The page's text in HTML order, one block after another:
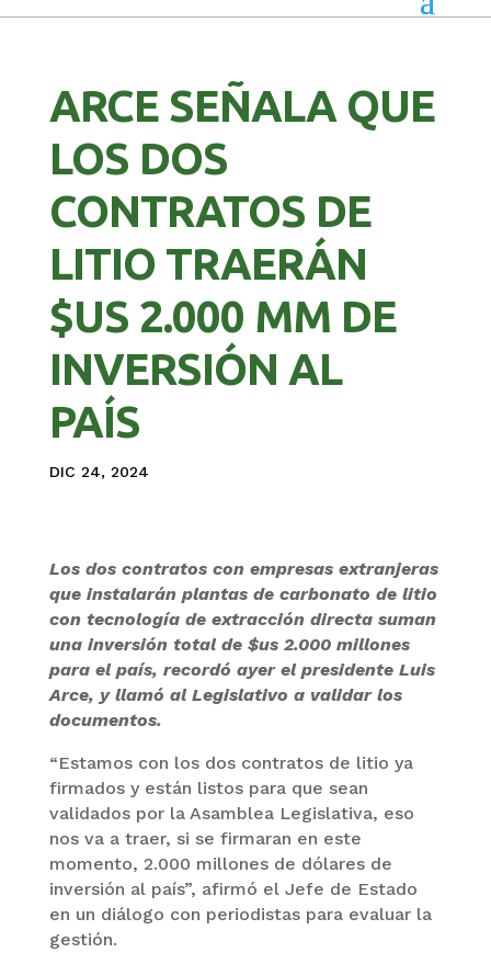
ARCE SEÑALA QUE
LOS DOS
CONTRATOS DE
LITIO TRAERÁN
$US 2.000 MM DE
INVERSIÓN AL
PAÍS
DIC 24, 2024
Los dos contratos con empresas extranjeras
que instalarán plantas de carbonato de litio
con tecnología de extracción directa suman
una inversión total de $us 2.000 millones
para el país, recordó ayer el presidente Luis
Arce, y llamó al Legislativo a validar los
documentos.
“Estamos con los dos contratos de litio ya
firmados y están listos para que sean
validados por la Asamblea Legislativa, eso
nos va a traer, si se firmaran en este
momento, 2.000 millones de dólares de
inversión al país”, afirmó el Jefe de Estado
en un diálogo con periodistas para evaluar la
gestión.